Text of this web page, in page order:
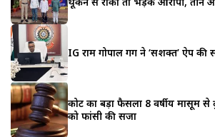
IG राम गोपाल गर्ग ने ‘सशक्त’ ऐप की
कोर्ट का बड़ा फैसला 8 वर्षीय मासूम से
को फांसी की सजा